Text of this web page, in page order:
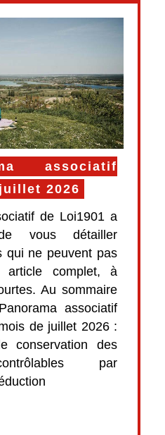
associatif
2026
de Loi1901 a
vous détailler
qui ne peuvent pas
article complet, à
Au sommaire
associatif
de juillet 2026 :
conservation des
par